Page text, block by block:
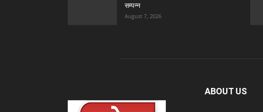
सम्पन्न
August 7, 2026
ABOUT US